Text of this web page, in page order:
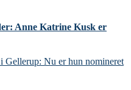
Anne Katrine Kusk er